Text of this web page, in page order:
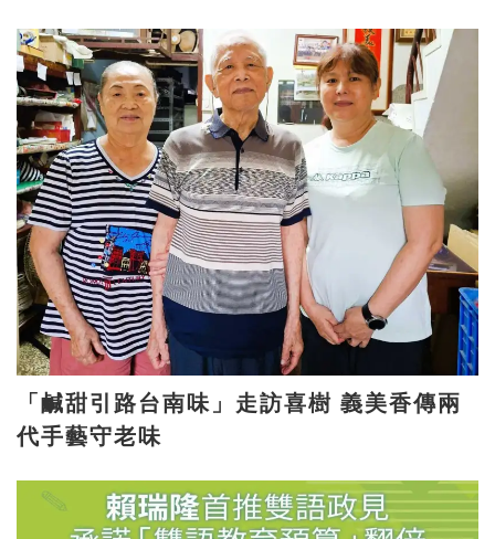
「鹹甜引路台南味」走訪喜樹 義美香傳兩
代手藝守老味